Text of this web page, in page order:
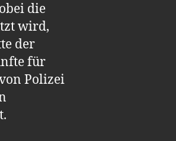
die
wird,
der
für
Polizei